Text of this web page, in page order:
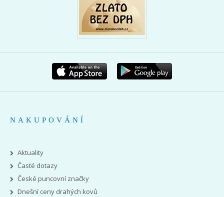
NAKUPOVÁNÍ
Aktuality
Časté dotazy
České puncovní značky
Dnešní ceny drahých kovů